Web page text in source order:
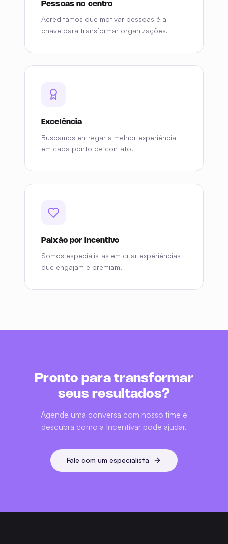
Pessoas no centro
Acreditamos que motivar pessoas é a
chave para transformar organizações.
Excelência
Buscamos entregar a melhor experiência
em cada ponto de contato.
Paixão por incentivo
Somos especialistas em criar experiências
que engajam e premiam.
Agende uma conversa com nosso time e
descubra como a Incentivar pode ajudar.
Fale com um especialista